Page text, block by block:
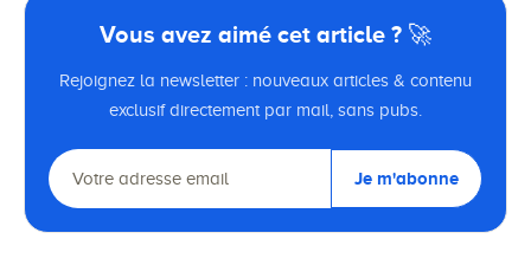
Vous avez aimé cet article ? 🚀
Rejoignez la newsletter : nouveaux articles & contenu
exclusif directement par mail, sans pubs.
Je m'abonne